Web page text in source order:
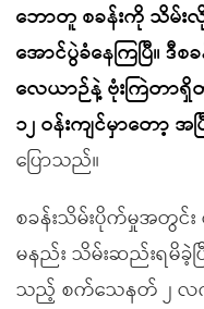
ဘောတူ စခန်းကို သိမ်းလိုက်
အောင်ပွဲခံနေကြပြီ။
လေယာဉ်နဲ့ ဗုံးကြဲတာရှိ
၁၂ ဝန်းကျင်မှာတော့
ပြောသည်။
စခန်းသိမ်းပိုက်မှုအတွ
မနည်း သိမ်းဆည်းရမိခဲ့ပြီ
သည့် စက်သေနတ် ၂ လ